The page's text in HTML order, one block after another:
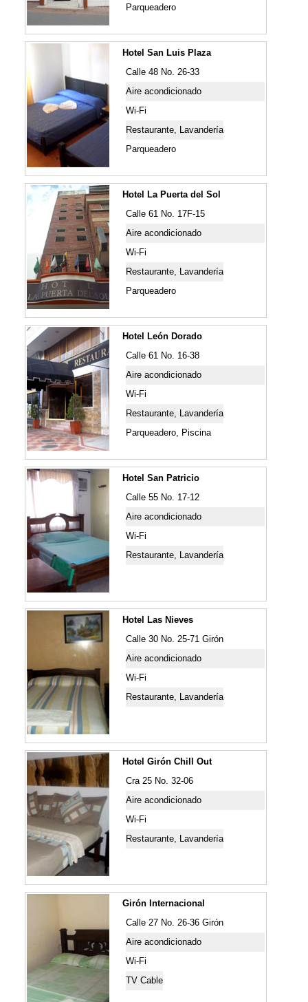
Parqueadero
Hotel San Luis Plaza
Calle 48 No. 26-33
Aire acondicionado
Wi-Fi
Restaurante, Lavandería
Parqueadero
Hotel La Puerta del Sol
Calle 61 No. 17F-15
Aire acondicionado
Wi-Fi
Restaurante, Lavandería
Parqueadero
Hotel León Dorado
Calle 61 No. 16-38
Aire acondicionado
Wi-Fi
Restaurante, Lavandería
Parqueadero, Piscina
Hotel San Patricio
Calle 55 No. 17-12
Aire acondicionado
Wi-Fi
Restaurante, Lavandería
Hotel Las Nieves
Calle 30 No. 25-71 Girón
Aire acondicionado
Wi-Fi
Restaurante, Lavandería
Hotel Girón Chill Out
Cra 25 No. 32-06
Aire acondicionado
Wi-Fi
Restaurante, Lavandería
Girón Internacional
Calle 27 No. 26-36 Girón
Aire acondicionado
Wi-Fi
TV Cable